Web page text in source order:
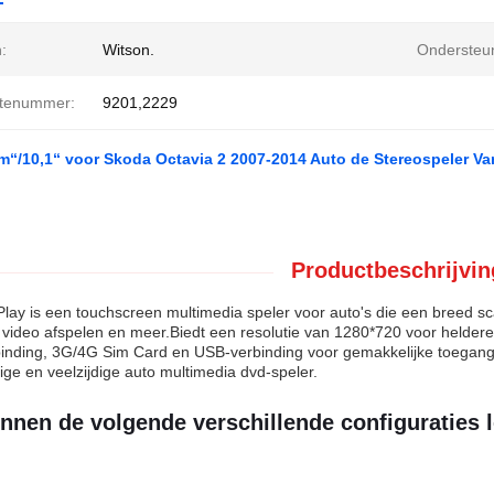
Witson.
9201,2229
10,1“ voor Skoda Octavia 2 2007-2014 Auto de Stereospeler
is een touchscreen multimedia speler voor auto's die een breed
afspelen en meer.Biedt een resolutie van 1280*720 voor
3G/4G Sim Card en USB-verbinding voor gemakkelijke
en veelzijdige auto multimedia dvd-speler.
de volgende verschillende configuraties